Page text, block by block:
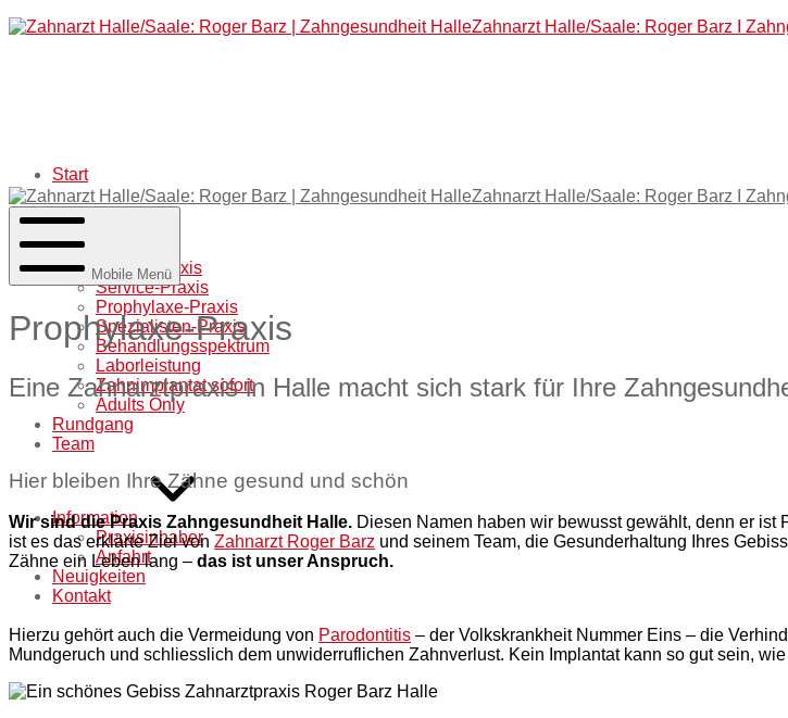
Zahnarzt Halle/Saale: Roger Barz I
Start
Praxis
Termin-Praxis
Service-Praxis
Prophylaxe-Praxis
Spezialisten-Praxis
Behandlungsspektrum
Laborleistung
Zahnimplantat sofort
Adults Only
Rundgang
Team
Information
Praxisinhaber
Anfahrt
Neuigkeiten
Kontakt
Zahnarzt Halle/Saale: Roger Barz I
Mobile Menü
Prophylaxe-Praxis
Eine Zahnarztpraxis in Halle macht sich stark für Ihre
Hier bleiben Ihre Zähne gesund und schön
Wir sind die Praxis Zahngesundheit Halle. Diesen Namen haben wir bewusst gewählt, denn er ist
ist es das erklärte Ziel von Zahnarzt Roger Barz und seinem Team, die Gesunderhaltung Ihres
Zähne ein Leben lang – das ist unser Anspruch.
Hierzu gehört auch die Vermeidung von Parodontitis – der Volkskrankheit Nummer Eins – die
Mundgeruch und schliesslich dem unwiderruflichen Zahnverlust. Kein Implantat kann so gut sein, wie